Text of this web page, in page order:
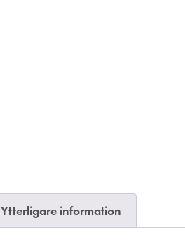
Ytterligare information